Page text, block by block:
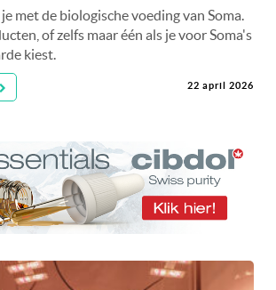
met de biologische voeding van Soma.
of zelfs maar één als je voor Soma's
kiest.
22 april 2026